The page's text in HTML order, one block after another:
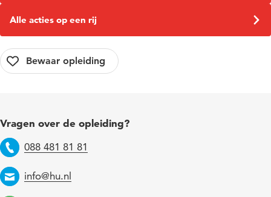
Alle acties op een rij
Vragen over de opleiding?
Telefoon
088 481 81 81
Email
info@hu.nl